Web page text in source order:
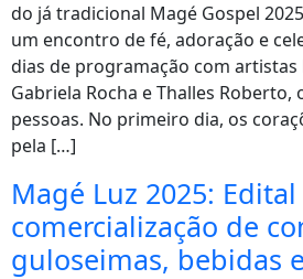
do já tradicional Magé Gospel
um encontro de fé, adoração e
dias de programação com artistas
Gabriela Rocha e Thalles
pessoas. No primeiro dia, os
pela […]
Magé Luz 2025:
comercialização de
guloseimas, bebidas